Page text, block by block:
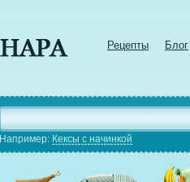
Рецепты Блог
Например: Кексы с начинкой